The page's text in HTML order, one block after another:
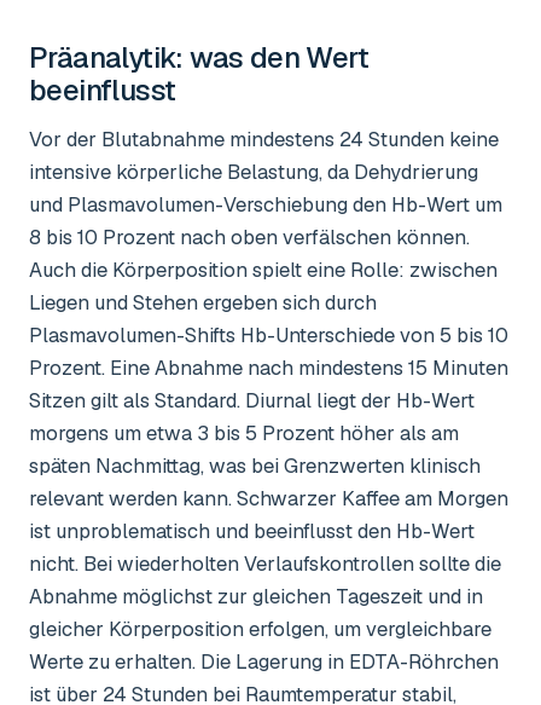
Präanalytik: was den Wert
beeinflusst
Vor der Blutabnahme mindestens 24 Stunden keine
intensive körperliche Belastung, da Dehydrierung
und Plasmavolumen-Verschiebung den Hb-Wert um
8 bis 10 Prozent nach oben verfälschen können.
Auch die Körperposition spielt eine Rolle: zwischen
Liegen und Stehen ergeben sich durch
Plasmavolumen-Shifts Hb-Unterschiede von 5 bis 10
Prozent. Eine Abnahme nach mindestens 15 Minuten
Sitzen gilt als Standard. Diurnal liegt der Hb-Wert
morgens um etwa 3 bis 5 Prozent höher als am
späten Nachmittag, was bei Grenzwerten klinisch
relevant werden kann. Schwarzer Kaffee am Morgen
ist unproblematisch und beeinflusst den Hb-Wert
nicht. Bei wiederholten Verlaufskontrollen sollte die
Abnahme möglichst zur gleichen Tageszeit und in
gleicher Körperposition erfolgen, um vergleichbare
Werte zu erhalten. Die Lagerung in EDTA-Röhrchen
ist über 24 Stunden bei Raumtemperatur stabil,